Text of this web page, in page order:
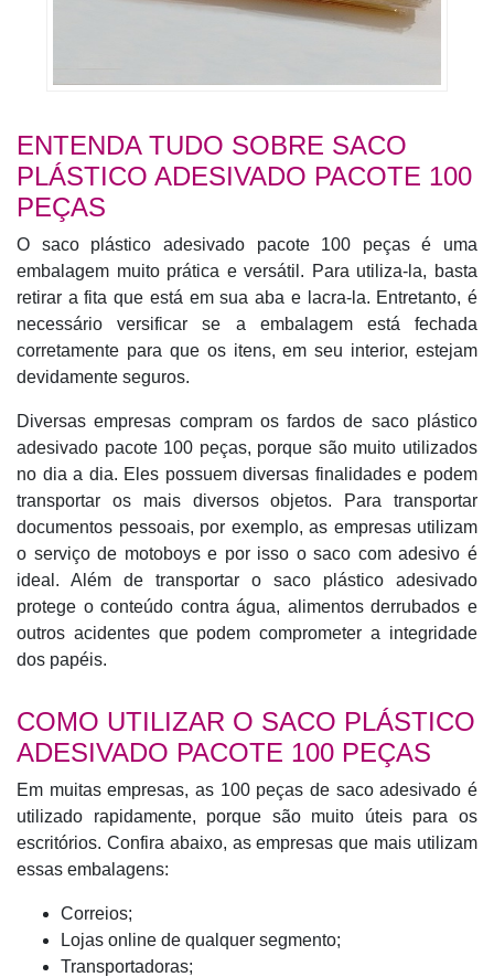
ENTENDA TUDO SOBRE SACO
PLÁSTICO ADESIVADO PACOTE 100
PEÇAS
O saco plástico adesivado pacote 100 peças é uma
embalagem muito prática e versátil. Para utiliza-la, basta
retirar a fita que está em sua aba e lacra-la. Entretanto, é
necessário versificar se a embalagem está fechada
corretamente para que os itens, em seu interior, estejam
devidamente seguros.
Diversas empresas compram os fardos de saco plástico
adesivado pacote 100 peças, porque são muito utilizados
no dia a dia. Eles possuem diversas finalidades e podem
transportar os mais diversos objetos. Para transportar
documentos pessoais, por exemplo, as empresas utilizam
o serviço de motoboys e por isso o saco com adesivo é
ideal. Além de transportar o saco plástico adesivado
protege o conteúdo contra água, alimentos derrubados e
outros acidentes que podem comprometer a integridade
dos papéis.
COMO UTILIZAR O SACO PLÁSTICO
ADESIVADO PACOTE 100 PEÇAS
Em muitas empresas, as 100 peças de saco adesivado é
utilizado rapidamente, porque são muito úteis para os
escritórios. Confira abaixo, as empresas que mais utilizam
essas embalagens:
Correios;
Lojas online de qualquer segmento;
Transportadoras;